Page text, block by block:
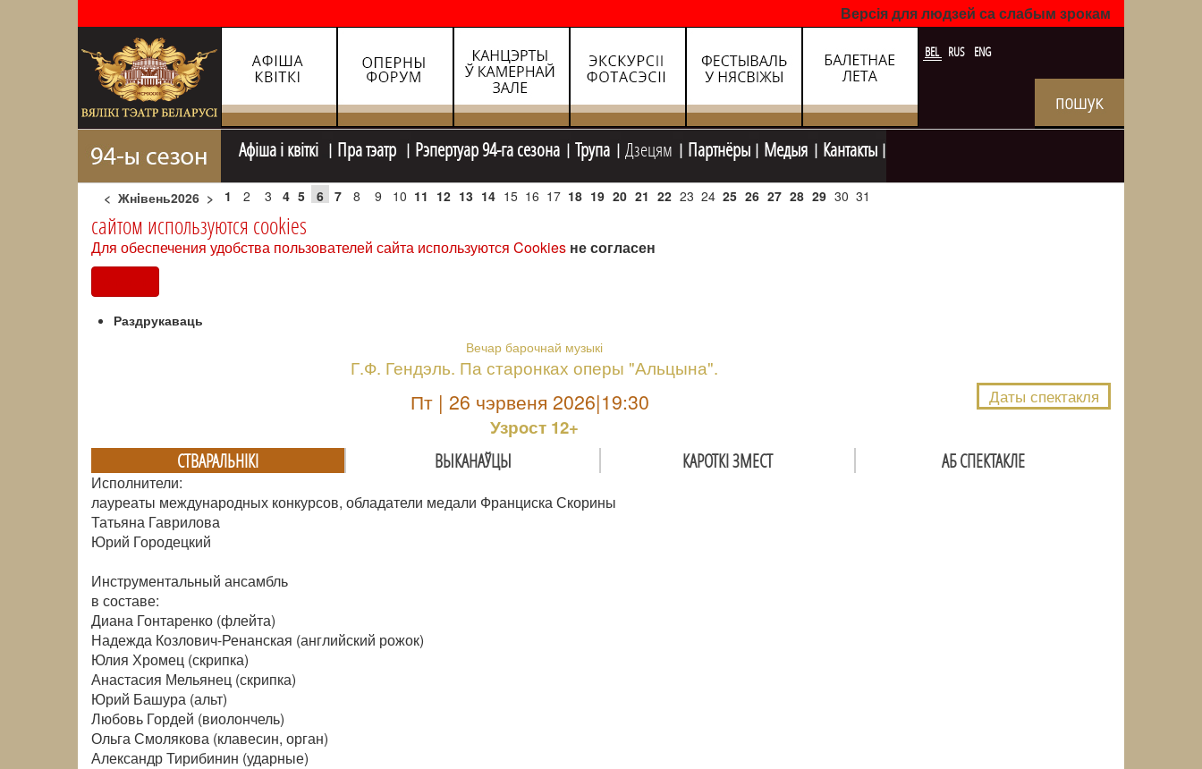
Версія для людзей са слабым зрокам
BEL RUS ENG
Афiша i квiткi Пра тэатр Рэпертуар 94-га сезона Трупа Дзецям Партнёры Медыя Кантакты
< Жнiвень2026 > 1 2 3 4 5 6 7 8 9 10 11 12 13 14 15 16 17 18 19 20 21 22 23 24 25 26 27 28 29 30 31
сайтом используются cookies
Для обеспечения удобства пользователей сайта используются Cookies не согласен
Раздрукаваць
Вечар барочнай музыкі
Г.Ф. Гендэль. Па старонках оперы "Альцына".
Пт | 26 чэрвеня 2026|19:30
Узрoст 12+
Даты спектакля
СТВАРАЛЬНIКI ВЫКАНАЎЦЫ КАРОТКІ ЗМЕСТ АБ СПЕКТАКЛЕ
Исполнители:
лауреаты международных конкурсов, обладатели медали Франциска Скорины
Татьяна Гаврилова
Юрий Городецкий
Инструментальный ансамбль
в составе:
Диана Гонтаренко (флейта)
Надежда Козлович-Ренанская (английский рожок)
Юлия Хромец (скрипка)
Анастасия Мельянец (скрипка)
Юрий Башура (альт)
Любовь Гордей (виолончель)
Ольга Смолякова (клавесин, орган)
Александр Тирибинин (ударные)